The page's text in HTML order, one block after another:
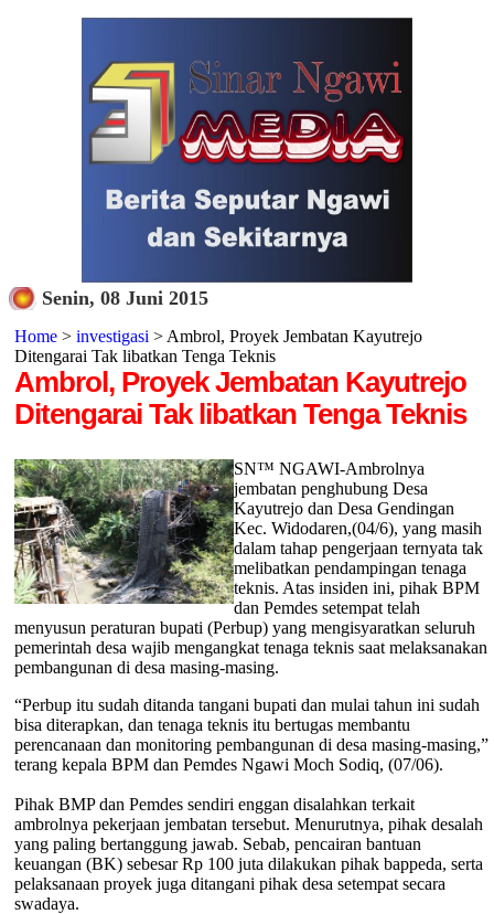
Senin, 08 Juni 2015
Home> investigasi > Ambrol, Proyek Jembatan Kayutrejo
Ditengarai Tak libatkan Tenga Teknis
Ambrol, Proyek Jembatan Kayutrejo
Ditengarai Tak libatkan Tenga Teknis
SN™ NGAWI-Ambrolnya
jembatan penghubung Desa
Kayutrejo dan Desa Gendingan
Kec. Widodaren,(04/6), yang masih
dalam tahap pengerjaan ternyata tak
melibatkan pendampingan tenaga
teknis. Atas insiden ini, pihak BPM
dan Pemdes setempat telah
menyusun peraturan bupati (Perbup) yang mengisyaratkan seluruh
pemerintah desa wajib mengangkat tenaga teknis saat melaksanakan
pembangunan di desa masing-masing.
“Perbup itu sudah ditanda tangani bupati dan mulai tahun ini sudah
bisa diterapkan, dan tenaga teknis itu bertugas membantu
perencanaan dan monitoring pembangunan di desa masing-masing,”
terang kepala BPM dan Pemdes Ngawi Moch Sodiq, (07/06).
Pihak BMP dan Pemdes sendiri enggan disalahkan terkait
ambrolnya pekerjaan jembatan tersebut. Menurutnya, pihak desalah
yang paling bertanggung jawab. Sebab, pencairan bantuan
keuangan (BK) sebesar Rp 100 juta dilakukan pihak bappeda, serta
pelaksanaan proyek juga ditangani pihak desa setempat secara
swadaya.